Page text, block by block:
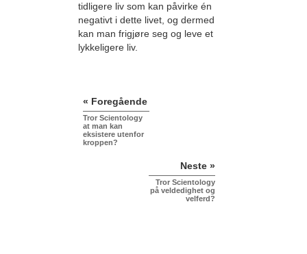
tidligere liv som kan påvirke én
negativt i dette livet, og dermed
kan man frigjøre seg og leve et
lykkeligere liv.
« Foregående
Tror Scientology
at man kan
eksistere utenfor
kroppen?
Neste »
Tror Scientology
på veldedighet og
velferd?